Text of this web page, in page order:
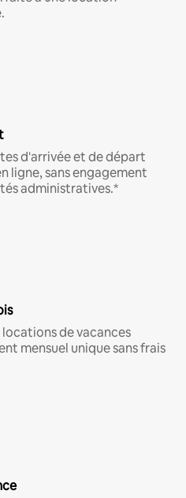
d'arrivée et de départ
ligne, sans engagement
administratives.*
de vacances
mensuel unique sans frais